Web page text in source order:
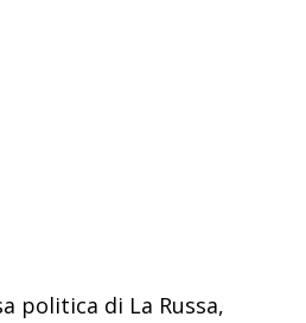
politica di La Russa,